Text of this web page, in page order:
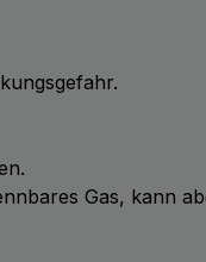
Gas, kann